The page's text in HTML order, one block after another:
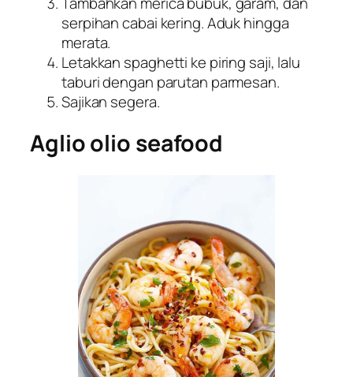
serpihan cabai kering. Aduk hingga
merata.
Letakkan spaghetti ke piring saji, lalu
taburi dengan parutan parmesan.
Sajikan segera.
Aglio olio seafood